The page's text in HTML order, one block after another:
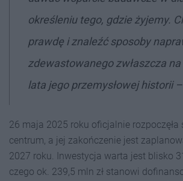
określeniu tego, gdzie żyjemy.
prawdę i znaleźć sposoby
zdewastowanego zwłaszcza
lata jego przemysłowej historii –
26 maja 2025 roku oficjalnie rozpoczęła
centrum, a jej zakończenie jest
2027 roku. Inwestycja warta jest blisko
czego ok. 239,5 mln zł stanowi